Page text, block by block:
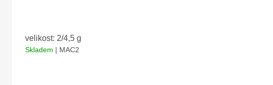
velikost: 2/4,5 g
Skladem | MAC2